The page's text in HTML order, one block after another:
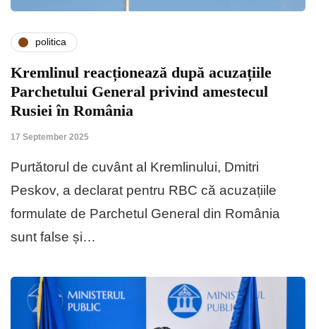
politica
Kremlinul reacționează după acuzațiile
Parchetului General privind amestecul
Rusiei în România
17 September 2025
Purtătorul de cuvânt al Kremlinului, Dmitri
Peskov, a declarat pentru RBC că acuzațiile
formulate de Parchetul General din România
sunt false și…